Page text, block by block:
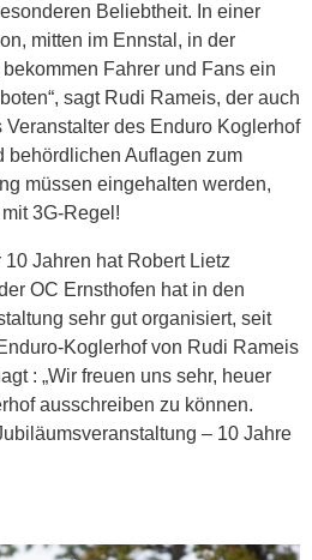
Beliebtheit. In einer
mitten im Ennstal, in der
Fahrer und Fans ein
sagt Rudi Rameis, der auch
Veranstalter des Enduro Koglerhof
behördlichen Auflagen zum
müssen eingehalten werden,
3G-Regel!
Jahren hat Robert Lietz
OC Ernsthofen hat in den
sehr gut organisiert, seit
Koglerhof von Rudi Rameis
: „Wir freuen uns sehr, heuer
ausschreiben zu können.
– 10 Jahre